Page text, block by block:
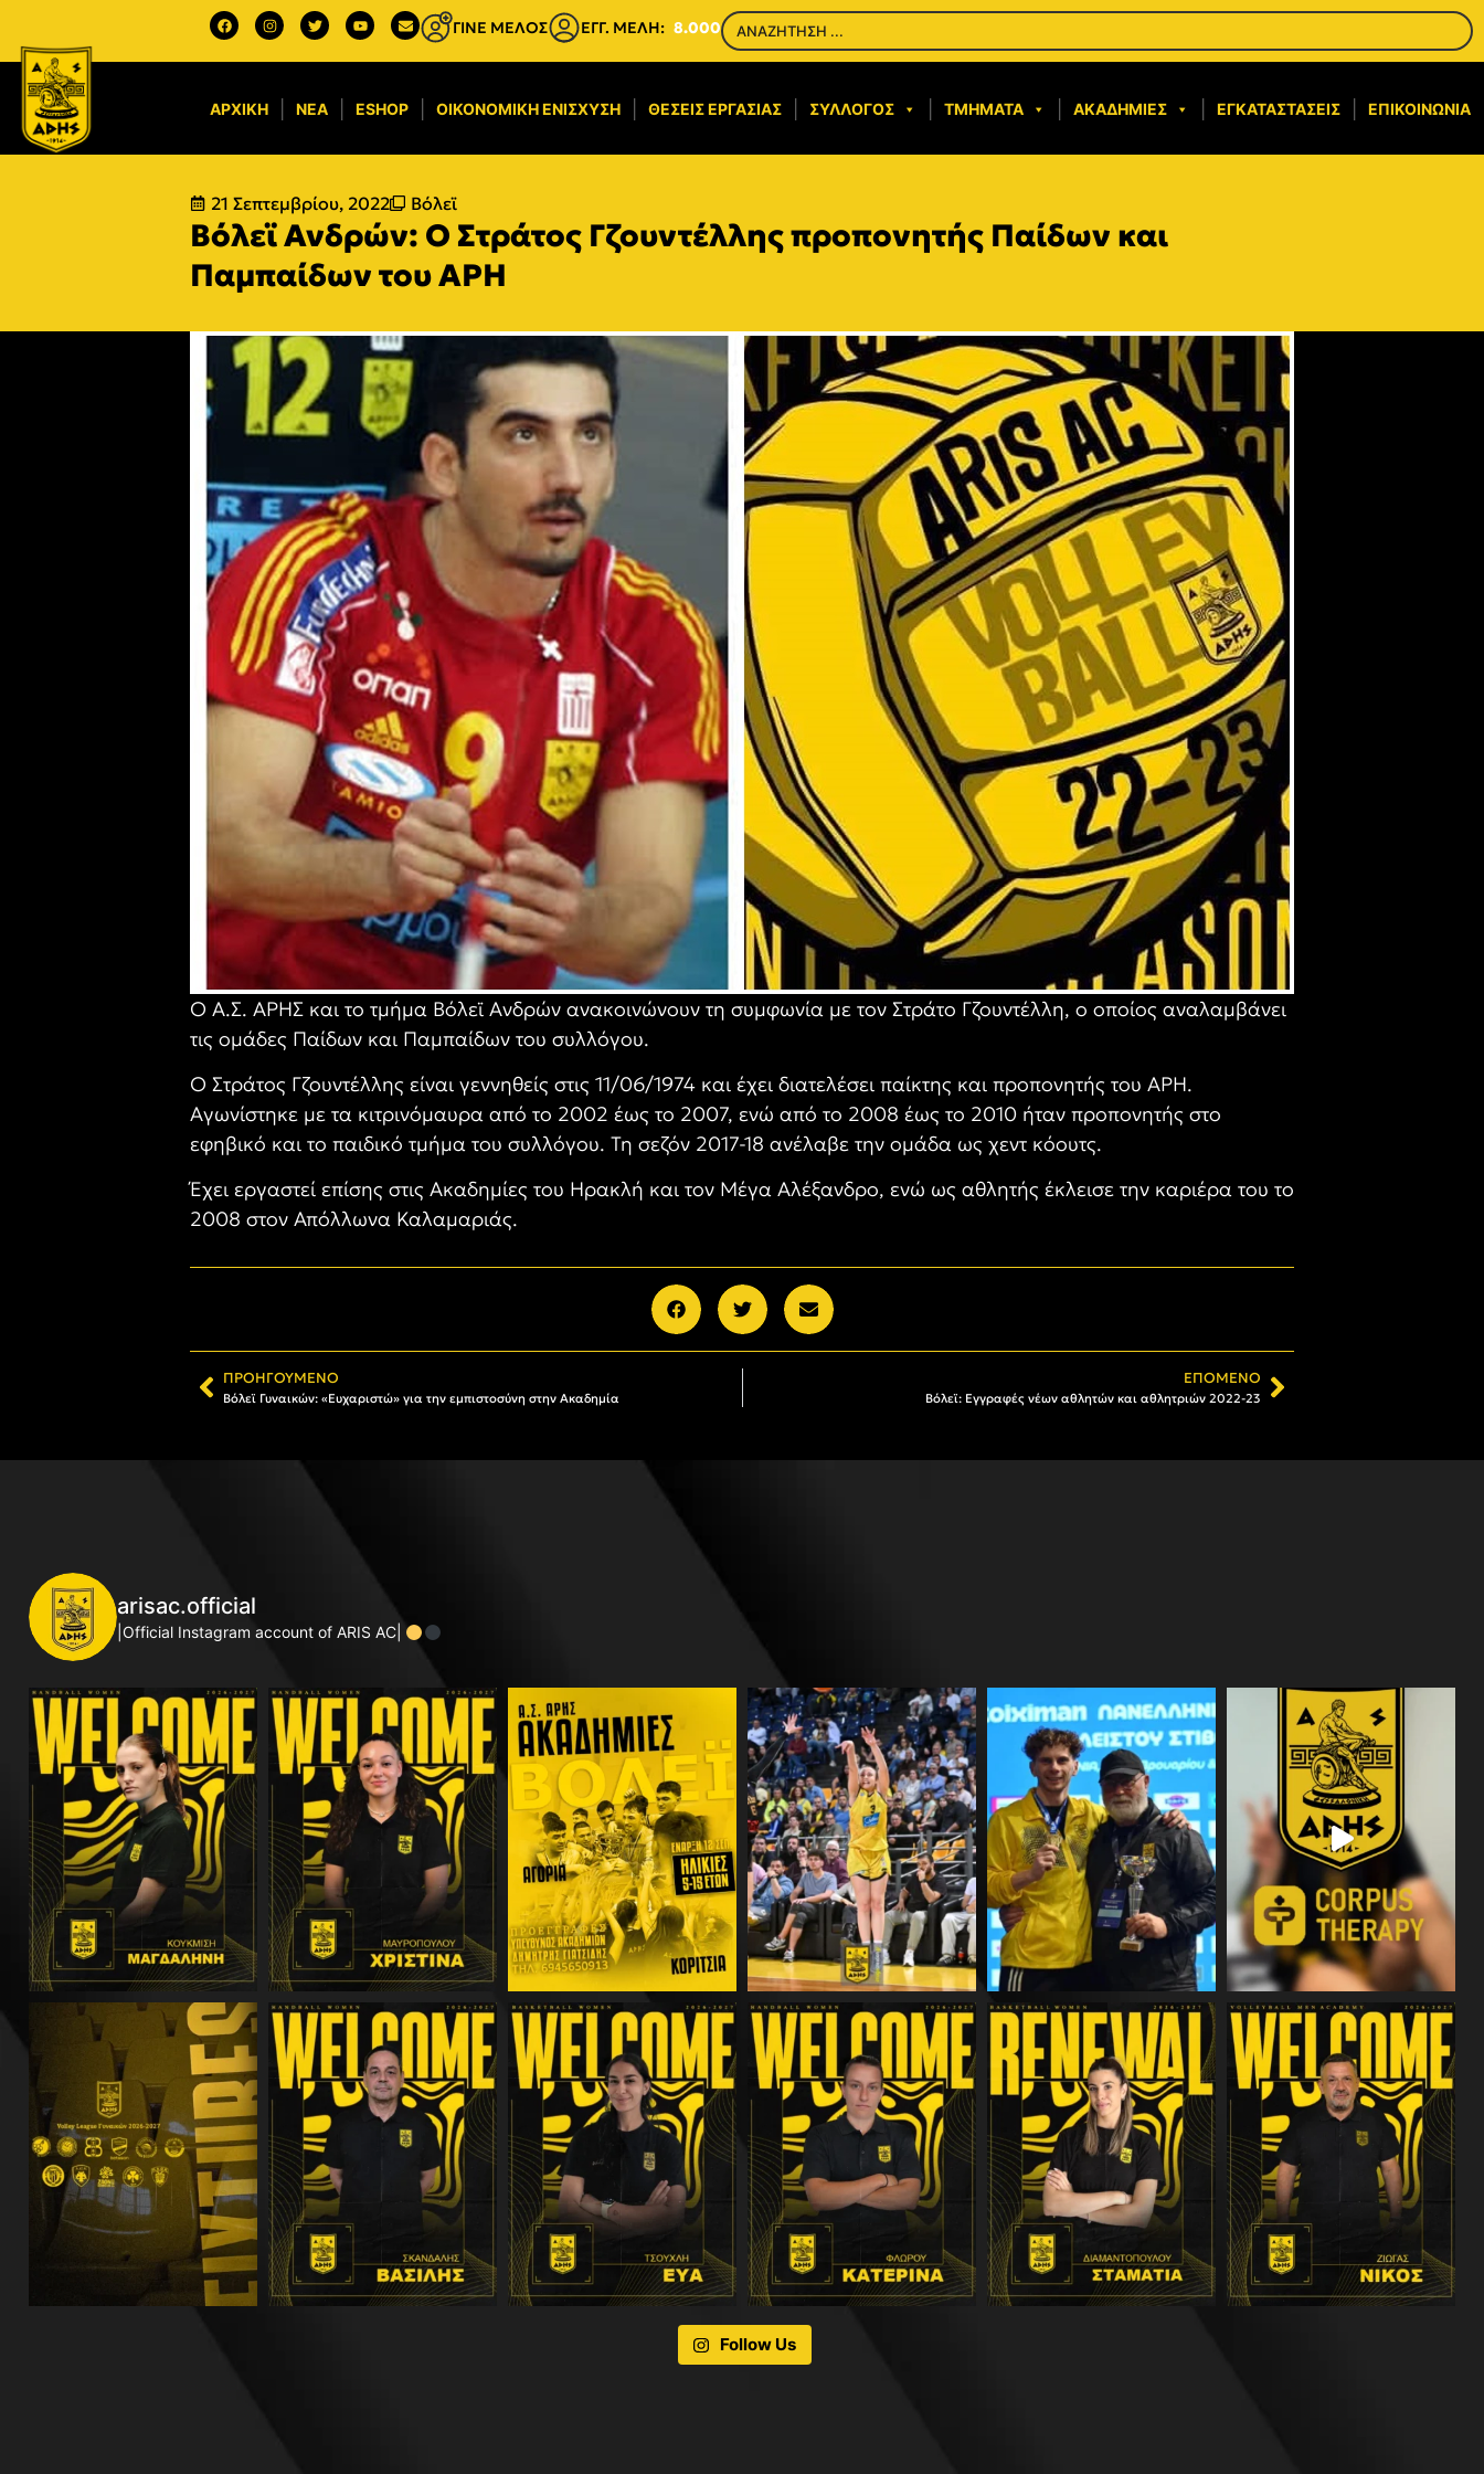
ΓΙΝΕ ΜΕΛΟΣ ΕΓΓ. ΜΕΛΗ: 8.000
ΑΡΧΙΚΉ ΝΈΑ ESHOP ΟΙΚΟΝΟΜΙΚΉ ΕΝΊΣΧΥΣΗ​ ΘΈΣΕΙΣ ΕΡΓΑΣΊΑΣ ΣΎΛΛΟΓΟΣ ΤΜΉΜΑΤΑ ΑΚΑΔΗΜΊΕΣ ΕΓΚΑΤΑΣΤΆΣΕΙΣ ΕΠΙΚΟΙΝΩΝΊΑ
21 Σεπτεμβρίου, 2022 Βόλεϊ
Βόλεϊ Ανδρών: Ο Στράτος Γζουντέλλης προπονητής Παίδων και
Παμπαίδων του ΑΡΗ
Ο Α.Σ. ΑΡΗΣ και το τμήμα Βόλεϊ Ανδρών ανακοινώνουν τη συμφωνία με τον Στράτο Γζουντέλλη, ο οποίος αναλαμβάνει
τις ομάδες Παίδων και Παμπαίδων του συλλόγου.
Ο Στράτος Γζουντέλλης είναι γεννηθείς στις 11/06/1974 και έχει διατελέσει παίκτης και προπονητής του ΑΡΗ.
Αγωνίστηκε με τα κιτρινόμαυρα από το 2002 έως το 2007, ενώ από το 2008 έως το 2010 ήταν προπονητής στο
εφηβικό και το παιδικό τμήμα του συλλόγου. Τη σεζόν 2017-18 ανέλαβε την ομάδα ως χεντ κόουτς.
Έχει εργαστεί επίσης στις Ακαδημίες του Ηρακλή και τον Μέγα Αλέξανδρο, ενώ ως αθλητής έκλεισε την καριέρα του το
2008 στον Απόλλωνα Καλαμαριάς.
ΠΡΟΗΓΟΎΜΕΝΟ
Βόλεϊ Γυναικών: «Ευχαριστώ» για την εμπιστοσύνη στην Ακαδημία
ΕΠΌΜΕΝΟ
Βόλεϊ: Εγγραφές νέων αθλητών και αθλητριών 2022-23
arisac.official
|Official Instagram account of ARIS AC|
Follow Us